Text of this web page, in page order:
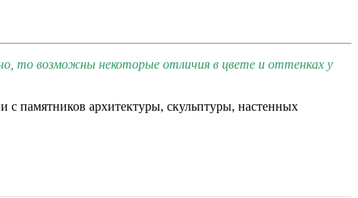
то возможны некоторые отличия в цвете и оттенках у
памятников архитектуры, скульптуры, настенных